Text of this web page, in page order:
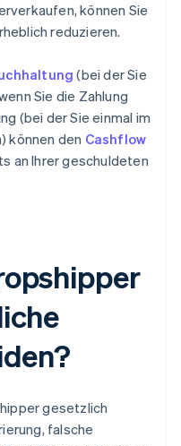
können Sie
reduzieren.
(bei der Sie
Sie die Zahlung
(bei der Sie einmal im
können den Cashflow
an Ihrer geschuldeten
gesetzlich
falsche